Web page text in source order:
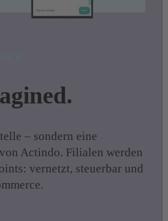
– sondern eine
Actindo. Filialen werden
vernetzt, steuerbar und